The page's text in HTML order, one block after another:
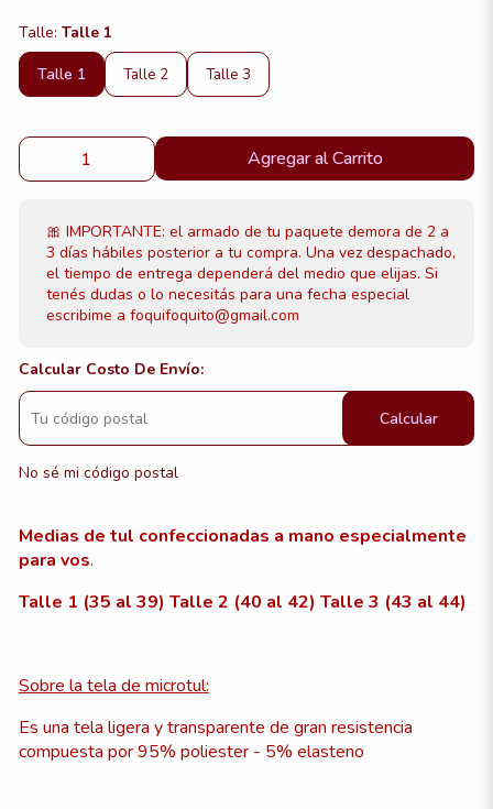
Talle: Talle 1
Talle 1
Talle 2 Talle 3
Agregar al Carrito
🎀 IMPORTANTE: el armado de tu paquete demora de 2 a
3 días hábiles posterior a tu compra. Una vez despachado,
el tiempo de entrega dependerá del medio que elijas. Si
tenés dudas o lo necesitás para una fecha especial
escribime a foquifoquito@gmail.com
Calcular Costo De Envío:
Calcular
No sé mi código postal
Medias de tul confeccionadas a mano especialmente
para vos.
Talle 1 (35 al 39) Talle 2 (40 al 42) Talle 3 (43 al 44)
Sobre la tela de microtul:
Es una tela ligera y transparente de gran resistencia
compuesta por 95% poliester - 5% elasteno